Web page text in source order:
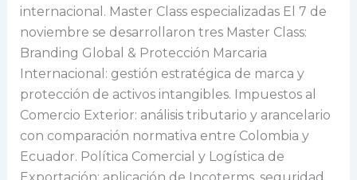
internacional. Master Class especializadas El 7 de
noviembre se desarrollaron tres Master Class:
Branding Global & Protección Marcaria
Internacional: gestión estratégica de marca y
protección de activos intangibles. Impuestos al
Comercio Exterior: análisis tributario y arancelario
con comparación normativa entre Colombia y
Ecuador. Política Comercial y Logística de